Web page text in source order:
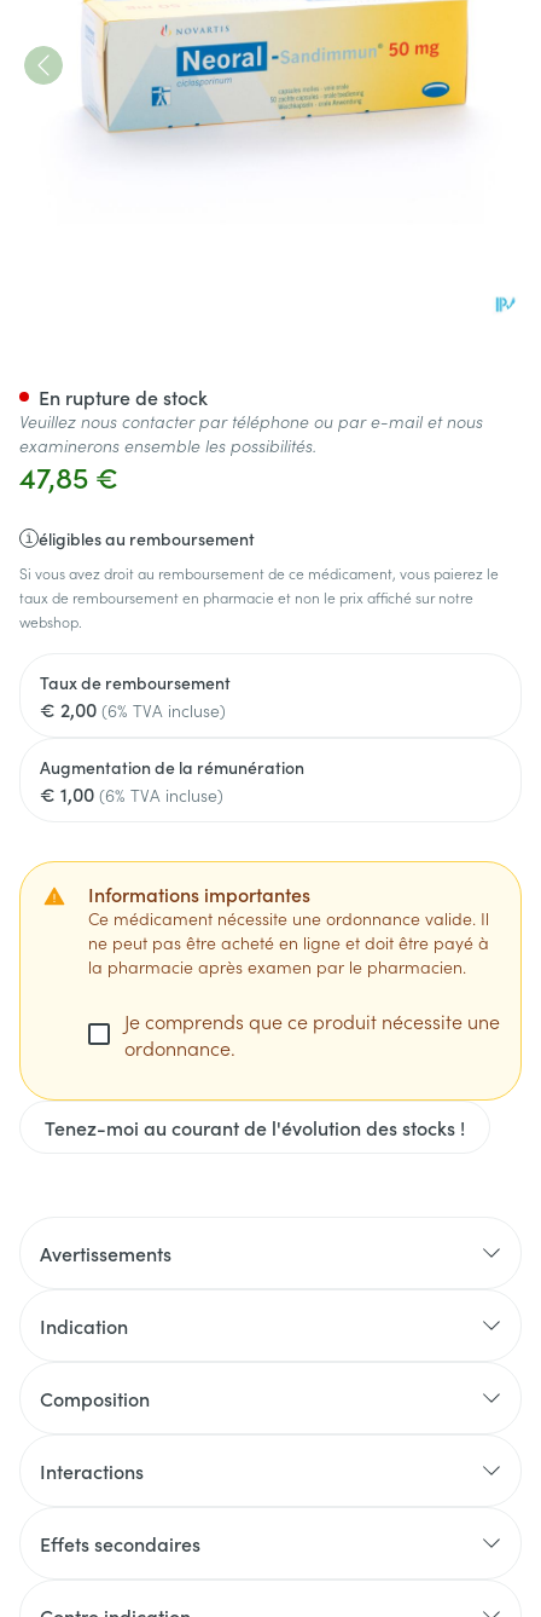
47,85 €
éligibles au remboursement
Si vous avez droit au remboursement de ce médicament, vous paierez le
taux de remboursement en pharmacie et non le prix affiché sur notre
webshop.
Taux de remboursement
€ 2,00 (6% TVA incluse)
Augmentation de la rémunération
€ 1,00 (6% TVA incluse)
Informations importantes
Ce médicament nécessite une ordonnance valide. Il
ne peut pas être acheté en ligne et doit être payé à
la pharmacie après examen par le pharmacien.
Je comprends que ce produit nécessite une
ordonnance.
Tenez-moi au courant de l'évolution des stocks !
En rupture de stock
Veuillez nous contacter par téléphone ou par e-mail et nous
examinerons ensemble les possibilités.
Avertissements
Indication
Composition
Interactions
Effets secondaires